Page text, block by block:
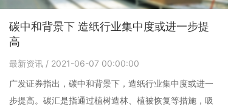
碳中和背景下 造纸行业集中度或进一步提
高
最新资讯 / 2021-06-07 00:00:00
广发证券指出，碳中和背景下，造纸行业集中度或进一
步提高。碳汇是指通过植树造林、植被恢复等措施，吸